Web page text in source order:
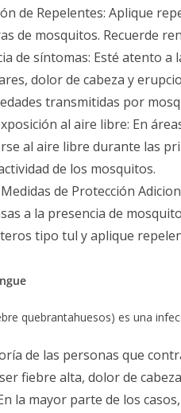
de Repelentes: Aplique
de mosquitos. Recuerde
de síntomas: Esté atento
dolor de cabeza y
transmitidas por
al aire libre: En
al aire libre durante las
de los mosquitos.
de Protección
a la presencia de
tipo tul y aplique
quebrantahuesos) es una
de las personas que
fiebre alta, dolor de
la mayor parte de los